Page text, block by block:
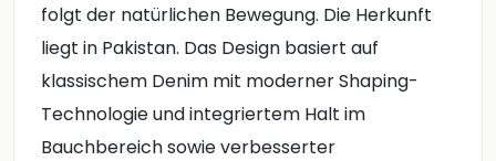
folgt der natürlichen Bewegung. Die Herkunft
liegt in Pakistan. Das Design basiert auf
klassischem Denim mit moderner Shaping-
Technologie und integriertem Halt im
Bauchbereich sowie verbesserter